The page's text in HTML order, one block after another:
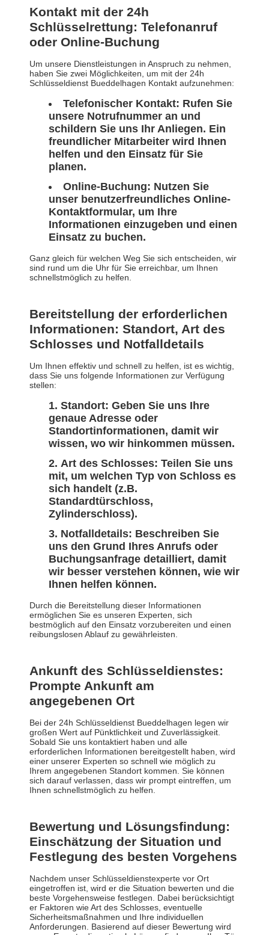
Kontakt mit der 24h
Schlüsselrettung: Telefonanruf
oder Online-Buchung
Um unsere Dienstleistungen in Anspruch zu nehmen,
haben Sie zwei Möglichkeiten, um mit der 24h
Schlüsseldienst Bueddelhagen Kontakt aufzunehmen:
Telefonischer Kontakt: Rufen Sie
unsere Notrufnummer an und
schildern Sie uns Ihr Anliegen. Ein
freundlicher Mitarbeiter wird Ihnen
helfen und den Einsatz für Sie
planen.
Online-Buchung: Nutzen Sie
unser benutzerfreundliches Online-
Kontaktformular, um Ihre
Informationen einzugeben und einen
Einsatz zu buchen.
Ganz gleich für welchen Weg Sie sich entscheiden, wir
sind rund um die Uhr für Sie erreichbar, um Ihnen
schnellstmöglich zu helfen.
Bereitstellung der erforderlichen
Informationen: Standort, Art des
Schlosses und Notfalldetails
Um Ihnen effektiv und schnell zu helfen, ist es wichtig,
dass Sie uns folgende Informationen zur Verfügung
stellen:
Standort: Geben Sie uns Ihre
genaue Adresse oder
Standortinformationen, damit wir
wissen, wo wir hinkommen müssen.
Art des Schlosses: Teilen Sie uns
mit, um welchen Typ von Schloss es
sich handelt (z.B.
Standardtürschloss,
Zylinderschloss).
Notfalldetails: Beschreiben Sie
uns den Grund Ihres Anrufs oder
Buchungsanfrage detailliert, damit
wir besser verstehen können, wie wir
Ihnen helfen können.
Durch die Bereitstellung dieser Informationen
ermöglichen Sie es unseren Experten, sich
bestmöglich auf den Einsatz vorzubereiten und einen
reibungslosen Ablauf zu gewährleisten.
Ankunft des Schlüsseldienstes:
Prompte Ankunft am
angegebenen Ort
Bei der 24h Schlüsseldienst Bueddelhagen legen wir
großen Wert auf Pünktlichkeit und Zuverlässigkeit.
Sobald Sie uns kontaktiert haben und alle
erforderlichen Informationen bereitgestellt haben, wird
einer unserer Experten so schnell wie möglich zu
Ihrem angegebenen Standort kommen. Sie können
sich darauf verlassen, dass wir prompt eintreffen, um
Ihnen schnellstmöglich zu helfen.
Bewertung und Lösungsfindung:
Einschätzung der Situation und
Festlegung des besten Vorgehens
Nachdem unser Schlüsseldienstexperte vor Ort
eingetroffen ist, wird er die Situation bewerten und die
beste Vorgehensweise festlegen. Dabei berücksichtigt
er Faktoren wie Art des Schlosses, eventuelle
Sicherheitsmaßnahmen und Ihre individuellen
Anforderungen. Basierend auf dieser Bewertung wird